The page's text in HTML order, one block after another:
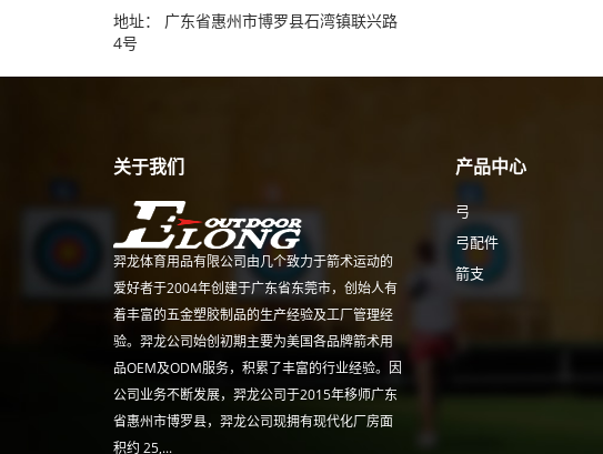
地址： 广东省惠州市博罗县石湾镇联兴路
4号
关于我们
羿龙体育用品有限公司由几个致力于箭术运动的
爱好者于2004年创建于广东省东莞市，创始人有
着丰富的五金塑胶制品的生产经验及工厂管理经
验。羿龙公司始创初期主要为美国各品牌箭术用
品OEM及ODM服务，积累了丰富的行业经验。因
公司业务不断发展，羿龙公司于2015年移师广东
省惠州市博罗县，羿龙公司现拥有现代化厂房面
积约 25,...
产品中心
弓
弓配件
箭支